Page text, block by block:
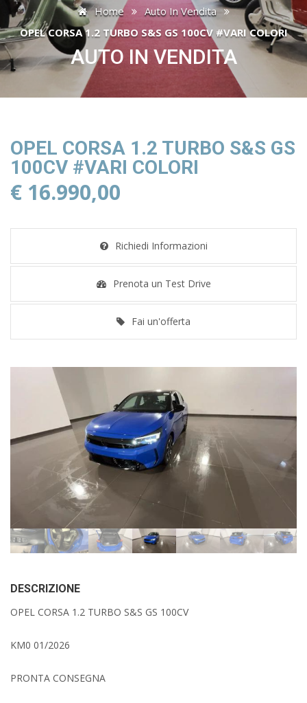
Home
Auto In Vendita
OPEL CORSA 1.2 TURBO S&S GS 100CV #VARI COLORI
AUTO IN VENDITA
OPEL CORSA 1.2 TURBO S&S GS
100CV #VARI COLORI
€ 16.990,00
Richiedi Informazioni
Prenota un Test Drive
Fai un'offerta
DESCRIZIONE
OPEL CORSA 1.2 TURBO S&S GS 100CV
KM0 01/2026
PRONTA CONSEGNA